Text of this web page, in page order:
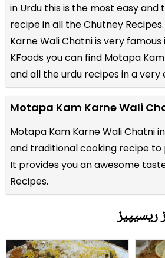
in Urdu this is the most easy and
recipe in all theChutney Recipes
Karne Wali Chatni is very famous
KFoods you can find Motapa
and all theurdu recipesin a very
Motapa Kam Karne Wali
Motapa Kam Karne Wali Chatni
and traditional cooking recipe
It provides you an awesome
Recipes.
ریسیپیز